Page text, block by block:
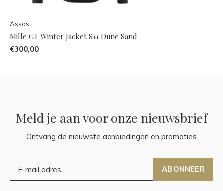
Assos
Mille GT Winter Jacket S11 Dune Sand
€300,00
Meld je aan voor onze nieuwsbrief
Ontvang de nieuwste aanbiedingen en promoties
ABONNEER